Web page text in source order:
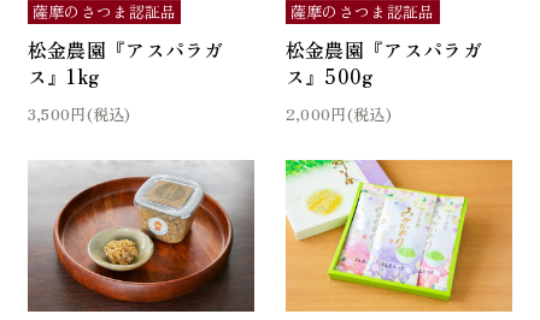
薩摩のさつま認証品
松金農園『アスパラガ
ス』1kg
3,500円(税込)
薩摩のさつま認証品
松金農園『アスパラガ
ス』500g
2,000円(税込)